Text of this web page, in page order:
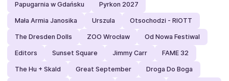
Papugarnia w Gdańsku Pyrkon 2027
Mała Armia Janosika Urszula Otsochodzi - RIOTT
The Dresden Dolls ZOO Wrocław Od Nowa Festiwal
Editors Sunset Square Jimmy Carr FAME 32
The Hu + Skald Great September Droga Do Boga